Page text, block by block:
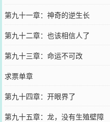
第九十一章：神奇的逆生长
第九十二章：也该相信人了
第九十三章：命运不可改
求票单章
第九十四章：开眼界了
第九十五章：龙，没有生殖壁障